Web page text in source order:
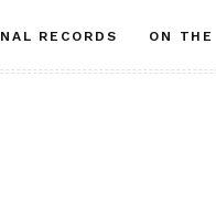
RECORDS ON